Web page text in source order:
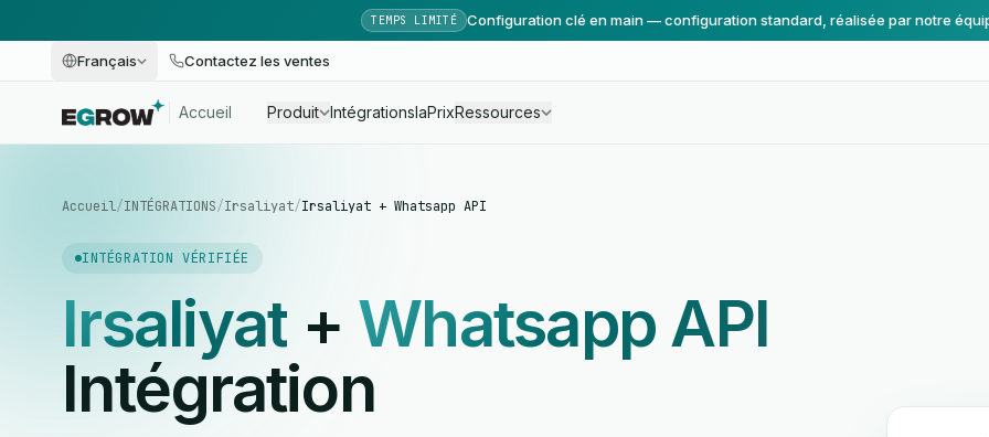
TEMPS LIMITÉ Configuration clé en main — configuration standard, réalisée par notre
Français Contactez les ventes
Accueil Produit IntégrationsIaPrixRessources
Accueil/INTÉGRATIONS/Irsaliyat/Irsaliyat + Whatsapp API
INTÉGRATION VÉRIFIÉE
Irsaliyat + Whatsapp API
Intégration